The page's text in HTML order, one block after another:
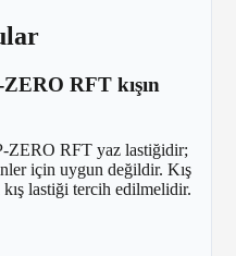
RFT kışın
ZERO RFT yaz lastiğidir;
için uygun değildir. Kış
lastiği tercih edilmelidir.